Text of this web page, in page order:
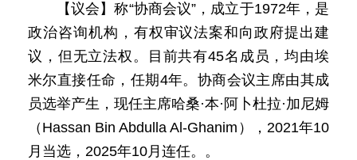
【议会】称“协商会议”，成立于1972年，是
政治咨询机构，有权审议法案和向政府提出建
议，但无立法权。目前共有45名成员，均由埃
米尔直接任命，任期4年。协商会议主席由其成
员选举产生，现任主席哈桑·本·阿卜杜拉·加尼姆
（Hassan Bin Abdulla Al-Ghanim），2021年10
月当选，2025年10月连任。。